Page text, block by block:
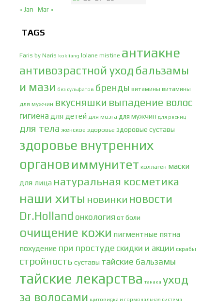
« Jan
Mar »
TAGS
Faris by Naris kokliang lolane mistine антиакне
антивозрастной уход бальзамы
и мази без сульфатов бренды витамины витамины
для мужчин вкусняшки выпадение волос
гигиена для детей для мозга для мужчин для ресниц
для тела женское здоровье здоровые суставы
здоровье внутренних
органовиммунитет коллаген маски
для лица натуральная косметика
наши хиты новинки новости
Dr.Holland онкология от боли
очищение кожи пигментные пятна
похудение при простуде скидки и акции скрабы
стройность суставы тайские бальзамы
тайские лекарства танака уход
за волосами щитовидка и гормональная система